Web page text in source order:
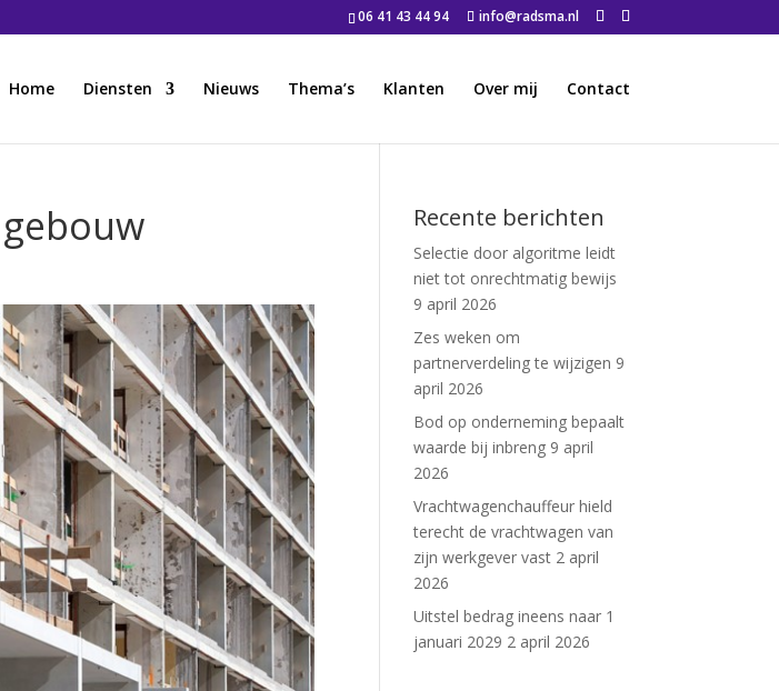
06 41 43 44 94 info@radsma.nl
Home Diensten Nieuws Thema’s Klanten Over mij Contact
Recente berichten
Selectie door algoritme leidt
niet tot onrechtmatig bewijs
9 april 2026
Zes weken om
partnerverdeling te wijzigen 9
april 2026
Bod op onderneming bepaalt
waarde bij inbreng 9 april
2026
Vrachtwagenchauffeur hield
terecht de vrachtwagen van
zijn werkgever vast 2 april
2026
Uitstel bedrag ineens naar 1
januari 2029 2 april 2026